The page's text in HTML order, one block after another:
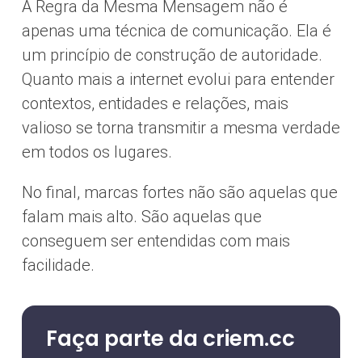
A Regra da Mesma Mensagem não é
apenas uma técnica de comunicação. Ela é
um princípio de construção de autoridade.
Quanto mais a internet evolui para entender
contextos, entidades e relações, mais
valioso se torna transmitir a mesma verdade
em todos os lugares.
No final, marcas fortes não são aquelas que
falam mais alto. São aquelas que
conseguem ser entendidas com mais
facilidade.
Faça parte da criem.cc